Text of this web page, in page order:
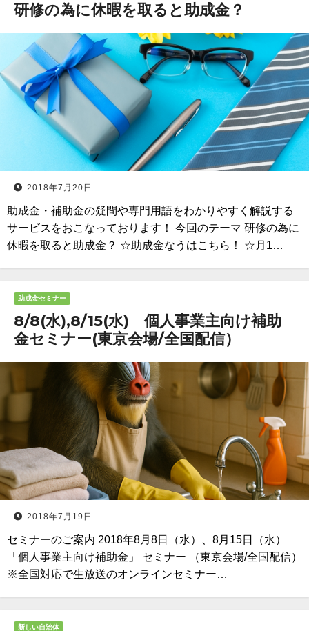
研修の為に休暇を取ると助成金？
2018年7月20日
助成金・補助金の疑問や専門用語をわかりやすく解説する
サービスをおこなっております！ 今回のテーマ 研修の為に
休暇を取ると助成金？ ☆助成金なうはこちら！ ☆月1…
助成金セミナー
8/8(水),8/15(水) 個人事業主向け補助
金セミナー(東京会場/全国配信）
2018年7月19日
セミナーのご案内 2018年8月8日（水）、8月15日（水）
「個人事業主向け補助金」 セミナー （東京会場/全国配信）
※全国対応で生放送のオンラインセミナー…
新しい自治体